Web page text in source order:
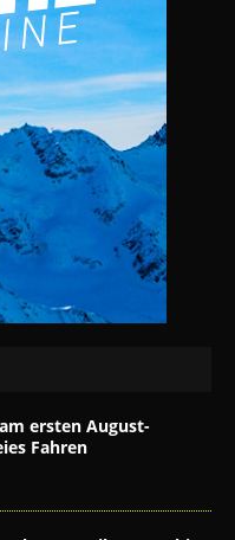
ersten August-
Fahren